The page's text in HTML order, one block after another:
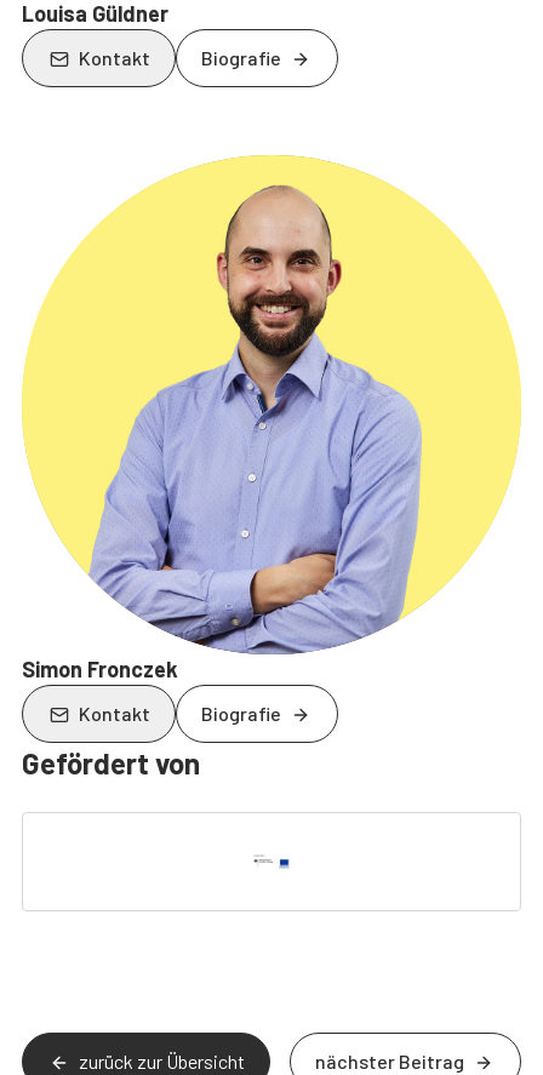
Louisa Güldner
Kontakt Biografie
Simon Fronczek
Kontakt Biografie
Gefördert von
zurück zur Übersicht nächster Beitrag